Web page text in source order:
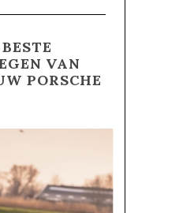
VAN
PORSCHE